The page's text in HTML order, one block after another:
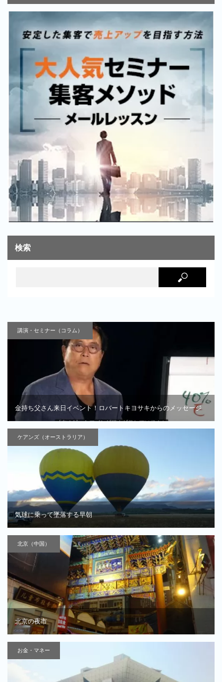
検索
講演・セミナー（コラム）
金持ち父さん来日イベント！ロバートキヨサキからのメッセージ
ケアンズ（オーストラリア）
気球に乗って墜落する早朝
北京（中国）
北京の夜市
お金・マネー